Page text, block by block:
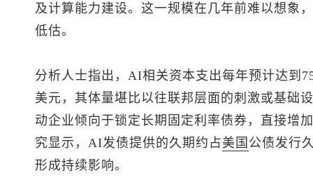
及计算能力建设。这一规模在几年前难以想象
低估。
分析人士指出，AI相关资本支出每年预计达到
美元，其体量堪比以往联邦层面的刺激或基础
动企业倾向于锁定长期固定利率债券，直接增
究显示，AI发债提供的久期约占美国 公债发行
形成持续影响。